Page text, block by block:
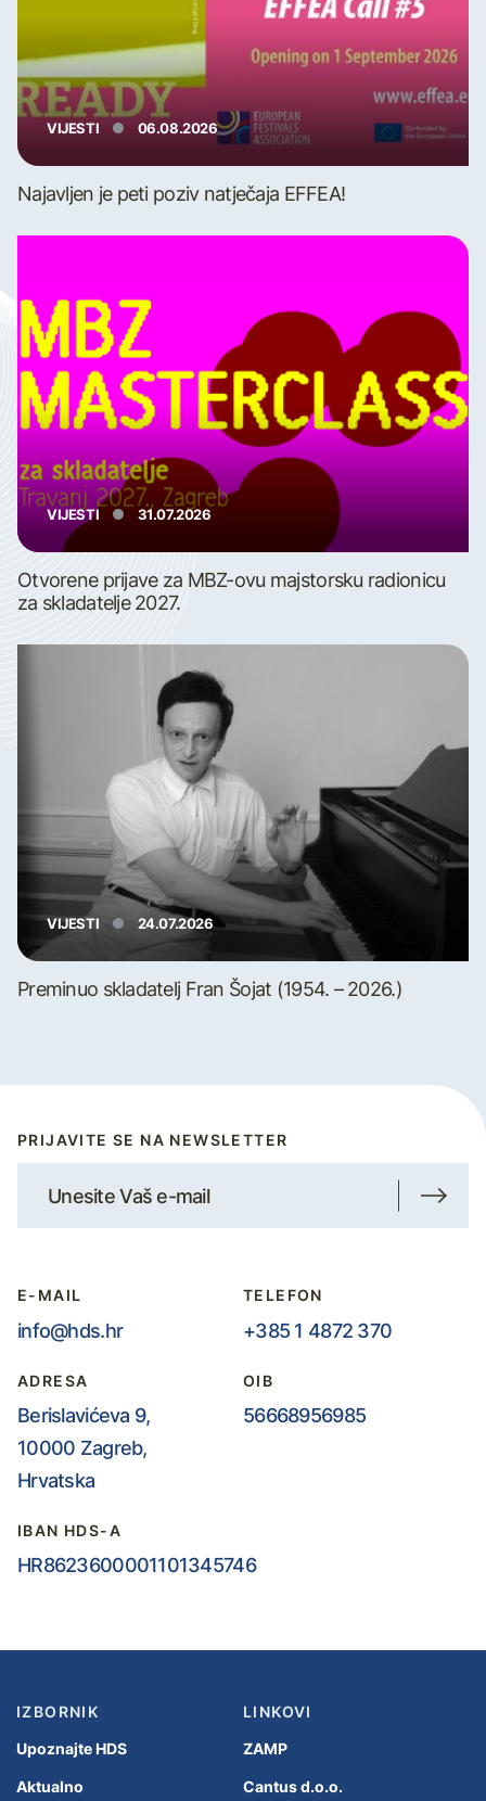
VIJESTI 06.08.2026
Najavljen je peti poziv natječaja EFFEA!
VIJESTI 31.07.2026
Otvorene prijave za MBZ-ovu majstorsku radionicu
za skladatelje 2027.
VIJESTI 24.07.2026
Preminuo skladatelj Fran Šojat (1954. – 2026.)
PRIJAVITE SE NA NEWSLETTER
E-MAIL
info@hds.hr
TELEFON
+385 1 4872 370
ADRESA
Berislavićeva 9,
10000 Zagreb,
Hrvatska
OIB
56668956985
IBAN HDS-A
HR8623600001101345746
IZBORNIK
Upoznajte HDS
Aktualno
LINKOVI
ZAMP
Cantus d.o.o.